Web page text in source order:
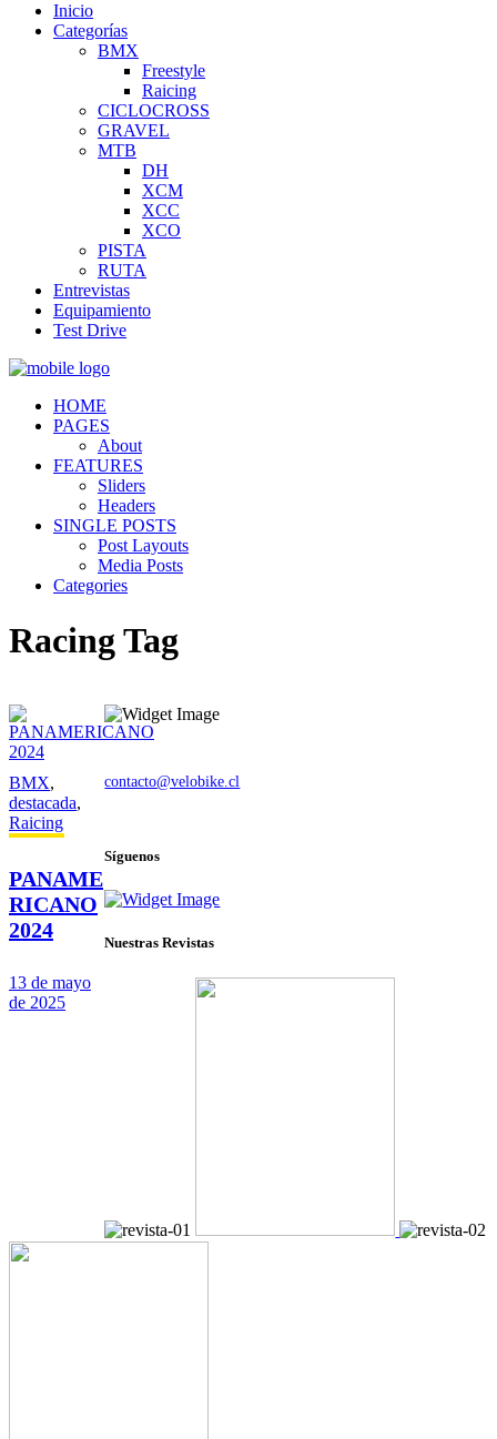
Inicio
Categorías
BMX
Freestyle
Raicing
CICLOCROSS
GRAVEL
MTB
DH
XCM
XCC
XCO
PISTA
RUTA
Entrevistas
Equipamiento
Test Drive
HOME
PAGES
About
FEATURES
Sliders
Headers
SINGLE POSTS
Post Layouts
Media Posts
Categories
Racing Tag
BMX,
destacada,
Raicing
PANAME
RICANO
2024
13 de mayo
de 2025
contacto@velobike.cl
Síguenos
Nuestras Revistas